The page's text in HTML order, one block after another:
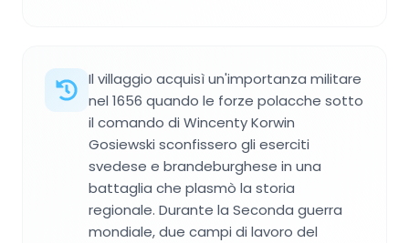
Il villaggio acquisì un'importanza militare
nel 1656 quando le forze polacche sotto
il comando di Wincenty Korwin
Gosiewski sconfissero gli eserciti
svedese e brandeburghese in una
battaglia che plasmò la storia
regionale. Durante la Seconda guerra
mondiale, due campi di lavoro del